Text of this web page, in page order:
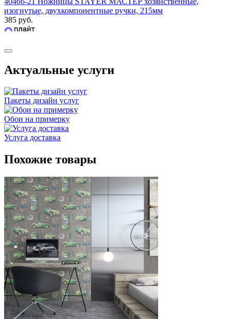
изогнутые, двухкомпонентные ручки, 215мм
385 руб.
Актуальные услуги
Пакеты дизайн услуг
Обои на примерку
Услуга доставка
Похожие товары